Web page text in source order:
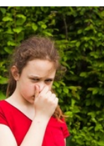
травматология